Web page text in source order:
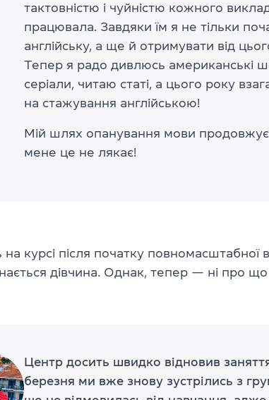
тактовністю і чуйністю кожного
працювала. Завдяки їм я не тільки
англійську, а ще й отримувати від
Тепер я радо дивлюсь американські
серіали, читаю статі, а цього року
на стажування англійською!
Мій шлях опанування мови
мене це не лякає!
курсі після початку повномасштабної
дівчина. Однак, тепер — ні про
Центр досить швидко відновив
березня ми вже знову зустрілись з